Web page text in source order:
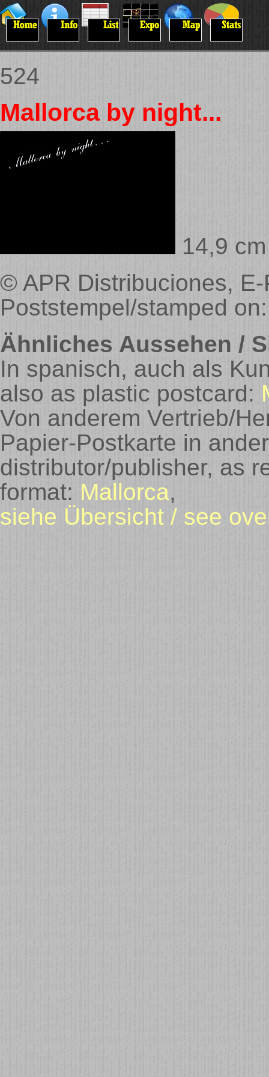
524
Mallorca by night...
14,9
© APR Distribuciones,
Poststempel/stamped
Ähnliches Aussehen /
In spanisch, auch als
also as plastic postcard:
Von anderem Vertrieb/
Papier-Postkarte in
distributor/publisher, as
format: Mallorca,
siehe Übersicht / see